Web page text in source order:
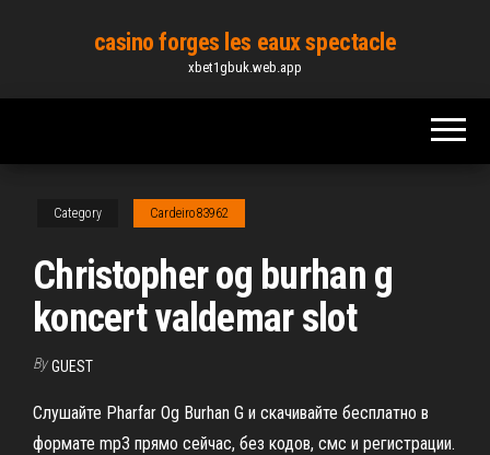
content
casino forges les eaux spectacle
xbet1gbuk.web.app
Category Cardeiro83962
Christopher og burhan g
koncert valdemar slot
By GUEST
Слушайте Pharfar Og Burhan G и скачивайте бесплатно в
формате mp3 прямо сейчас, без кодов, смс и регистрации.